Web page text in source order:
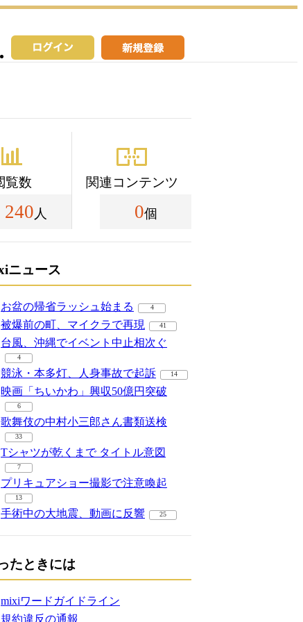
覧数
240 人
関連コンテンツ
0個
ニュース
お盆の帰省ラッシュ始まる 4
被爆前の町、マイクラで再現 41
台風、沖縄でイベント中止相次ぐ
4
競泳・本多灯、人身事故で起訴 14
映画「ちいかわ」興収50億円突破
6
歌舞伎の中村小三郎さん書類送検
33
Tシャツが乾くまで タイトル意図
7
プリキュアショー撮影で注意喚起
13
手術中の大地震、動画に反響 25
たときには
mixiワードガイドライン
規約違反の通報